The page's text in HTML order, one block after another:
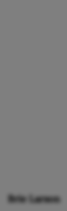
Brie Larson